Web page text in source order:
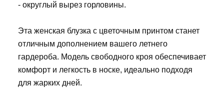
- округлый вырез горловины.
Эта женская блузка с цветочным принтом станет
отличным дополнением вашего летнего
гардероба. Модель свободного кроя обеспечивает
комфорт и легкость в носке, идеально подходя
для жарких дней.